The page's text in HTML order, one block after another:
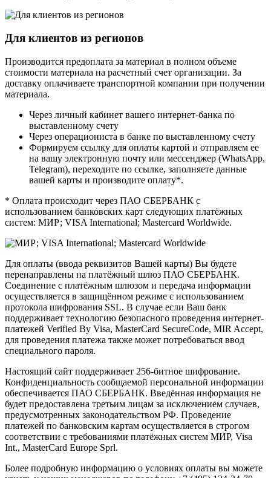
Для клиентов из регионов
Производится предоплата за материал в полном объеме
стоимости материала на расчетный счет организации. За
доставку оплачиваете транспортной компании при получении
материала.
Через личный кабинет вашего интернет-банка по
выставленному счету
Через операциониста в банке по выставленному счету
Формируем ссылку для оплаты картой и отправляем ее
на вашу электронную почту или мессенджер (WhatsApp,
Telegram), переходите по ссылке, заполняете данные
вашей карты и производите оплату*.
* Оплата происходит через ПАО СБЕРБАНК с
использованием банковских карт следующих платёжных
систем: МИР; VISA International; Mastercard Worldwide.
Для оплаты (ввода реквизитов Вашей карты) Вы будете
перенаправлены на платёжный шлюз ПАО СБЕРБАНК.
Соединение с платёжным шлюзом и передача информации
осуществляется в защищённом режиме с использованием
протокола шифрования SSL. В случае если Ваш банк
поддерживает технологию безопасного проведения интернет-
платежей Verified By Visa, MasterCard SecureCode, MIR Accept,
для проведения платежа также может потребоваться ввод
специального пароля.
Настоящий сайт поддерживает 256-битное шифрование.
Конфиденциальность сообщаемой персональной информации
обеспечивается ПАО СБЕРБАНК. Введённая информация не
будет предоставлена третьим лицам за исключением случаев,
предусмотренных законодательством РФ. Проведение
платежей по банковским картам осуществляется в строгом
соответствии с требованиями платёжных систем МИР, Visa
Int., MasterCard Europe Sprl.
Более подробную информацию о условиях оплаты вы можете